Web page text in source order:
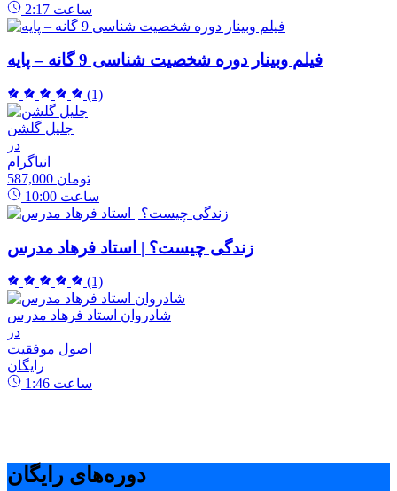
2:17 ساعت
فیلم وبینار دوره شخصیت شناسی 9 گانه – پایه
(1)
جلیل گلشن
در
انیاگرام
587,000 تومان
10:00 ساعت
زندگی چیست؟ | استاد فرهاد مدرس
(1)
شادروان استاد فرهاد مدرس
در
اصول موفقیت
رایگان
1:46 ساعت
دوره‌های رایگان